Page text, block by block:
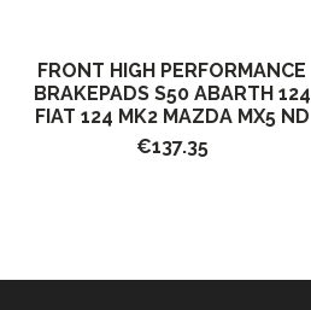
FRONT HIGH PERFORMANCE
BRAKEPADS S50 ABARTH 124
FIAT 124 MK2 MAZDA MX5 ND
€137.35